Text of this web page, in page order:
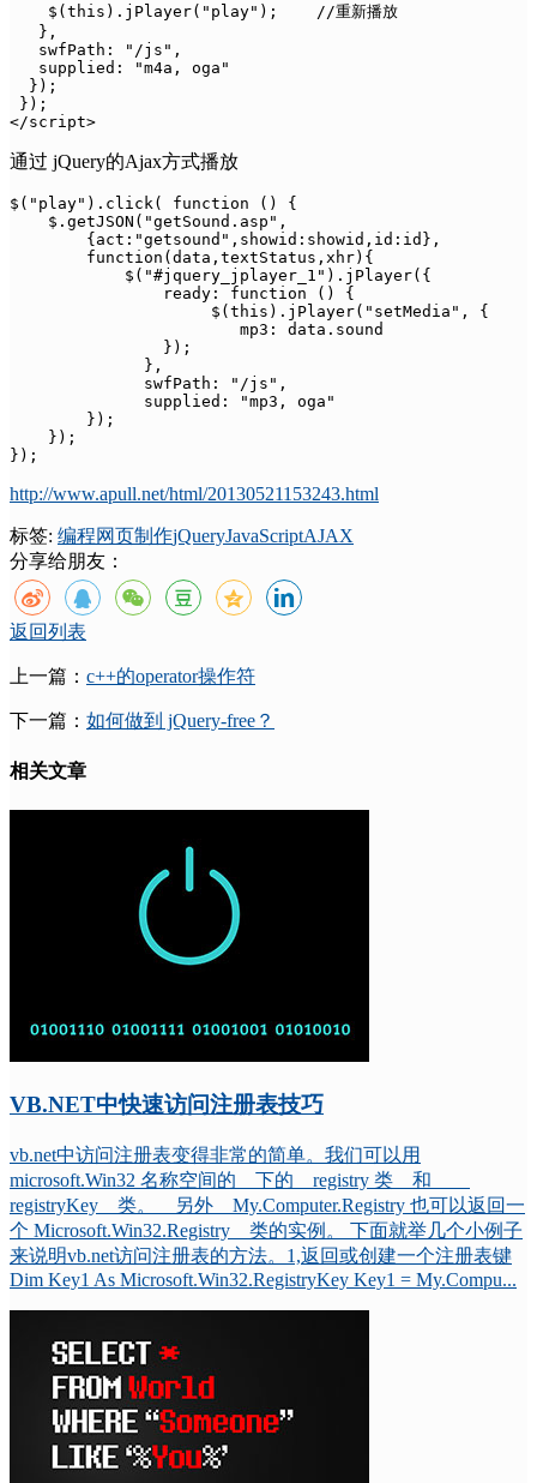
    $(this).jPlayer("play");    //重新播放
   },
   swfPath: "/js",
   supplied: "m4a, oga"
  });
});
</script>
通过 jQuery的Ajax方式播放
$("play").click( function () {
    $.getJSON("getSound.asp",
        {act:"getsound",showid:showid,id:id},
        function(data,textStatus,xhr){
            $("#jquery_jplayer_1").jPlayer({
ready: function
                     $(this).jPlayer("setMedia", {
                        mp3: data.sound
                });
              },
              swfPath: "/js",
              supplied: "mp3, oga"
        });
    });
});
http://www.apull.net/html/20130521153243.html
标签: 编程网页制作jQueryJavaScriptAJAX
分享给朋友：
返回列表
上一篇： c++的operator操作符
下一篇： 如何做到 jQuery-free？
相关文章
VB.NET中快速访问注册表技巧
vb.net中访问注册表变得非常的简单。我们可以用
microsoft.Win32 名称空间的 下的 registry 类 和
registryKey 类。 另外 My.Computer.Registry 也可以返回一
个 Microsoft.Win32.Registry 类的实例。 下面就举几个小例子
来说明vb.net访问注册表的方法。1,返回或创建一个注册表键
Dim Key1 As Microsoft.Win32.RegistryKey Key1 = My.Compu...